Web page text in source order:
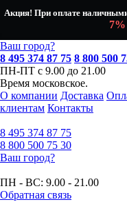
Акция! При оплате
7%
Ваш город?
8 495 374 87 75 8 800 500
ПН-ПТ с 9.00 до 21.00
Время московское.
О компании Доставка
клиентам Контакты
8 495 374 87 75
8 800 500 75 30
Ваш город?
ПН - ВС: 9.00 - 21.00
Обратная связь